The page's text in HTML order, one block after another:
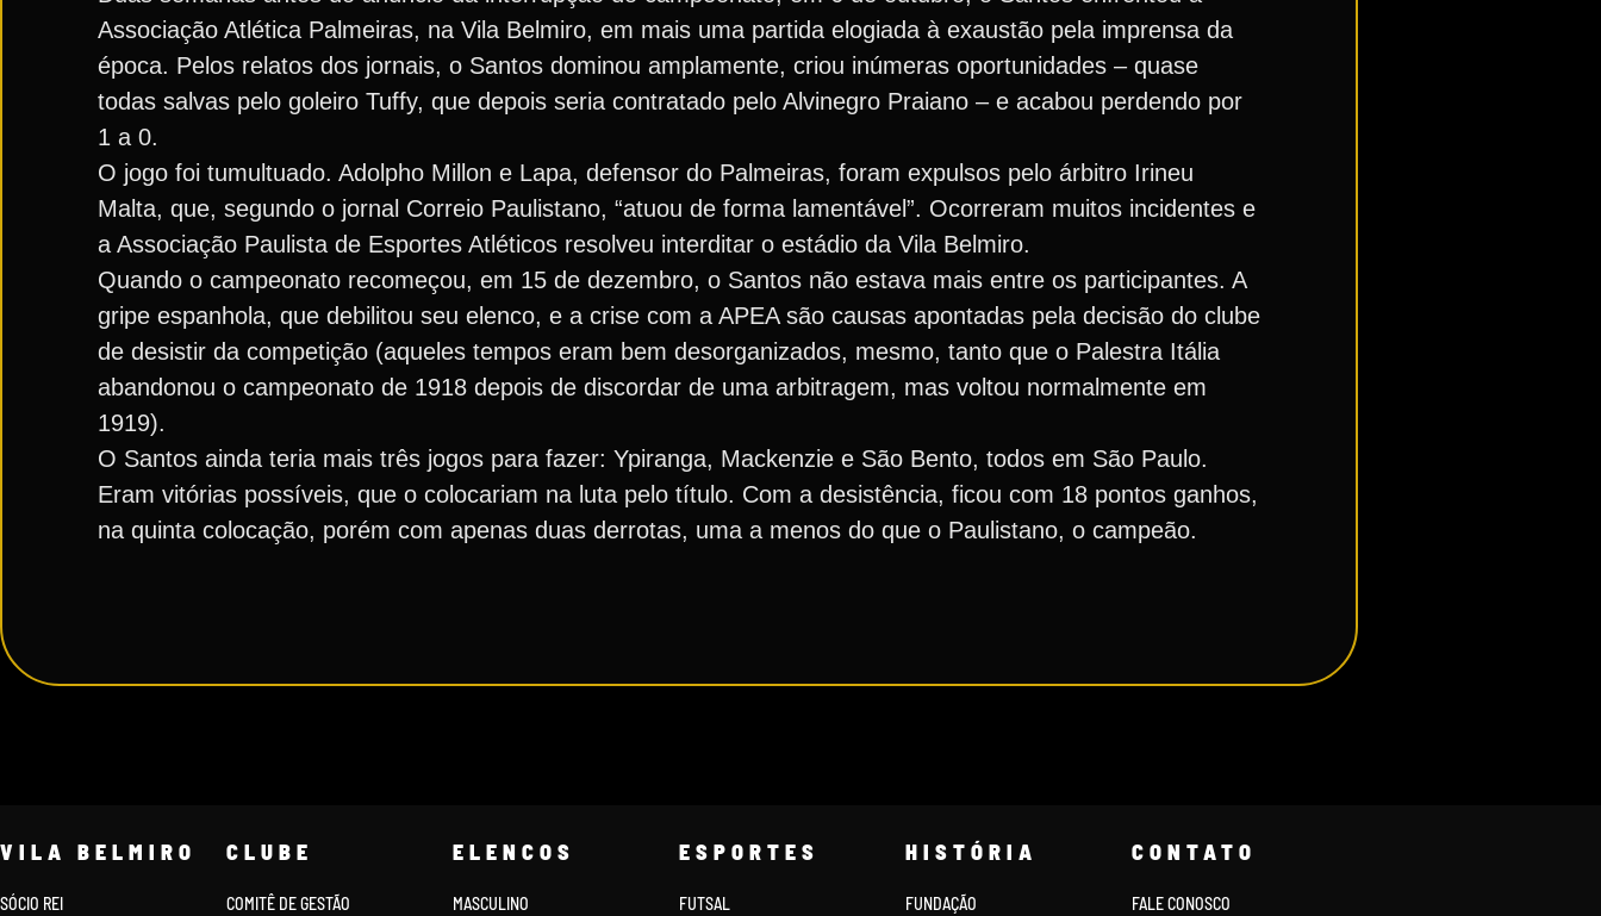
Associação Atlética Palmeiras, na Vila Belmiro, em mais uma partida elogiada à exaustão pela imprensa da
época. Pelos relatos dos jornais, o Santos dominou amplamente, criou inúmeras oportunidades – quase
todas salvas pelo goleiro Tuffy, que depois seria contratado pelo Alvinegro Praiano – e acabou perdendo por
1 a 0.
O jogo foi tumultuado. Adolpho Millon e Lapa, defensor do Palmeiras, foram expulsos pelo árbitro Irineu
Malta, que, segundo o jornal Correio Paulistano, “atuou de forma lamentável”. Ocorreram muitos incidentes e
a Associação Paulista de Esportes Atléticos resolveu interditar o estádio da Vila Belmiro.
Quando o campeonato recomeçou, em 15 de dezembro, o Santos não estava mais entre os participantes. A
gripe espanhola, que debilitou seu elenco, e a crise com a APEA são causas apontadas pela decisão do clube
de desistir da competição (aqueles tempos eram bem desorganizados, mesmo, tanto que o Palestra Itália
abandonou o campeonato de 1918 depois de discordar de uma arbitragem, mas voltou normalmente em
1919).
O Santos ainda teria mais três jogos para fazer: Ypiranga, Mackenzie e São Bento, todos em São Paulo.
Eram vitórias possíveis, que o colocariam na luta pelo título. Com a desistência, ficou com 18 pontos ganhos,
na quinta colocação, porém com apenas duas derrotas, uma a menos do que o Paulistano, o campeão.
VILA BELMIRO
SÓCIO REI
CLUBE
COMITÊ DE GESTÃO
ELENCOS
MASCULINO
ESPORTES
FUTSAL
HISTÓRIA
FUNDAÇÃO
CONTATO
FALE CONOSCO